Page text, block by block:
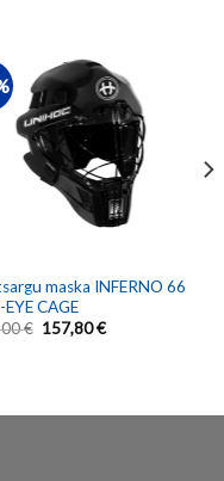
maska INFERNO 66
CAGE
€ 157,80€